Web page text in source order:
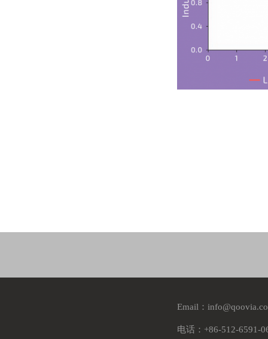
Email：
电话：+86-512-6591-